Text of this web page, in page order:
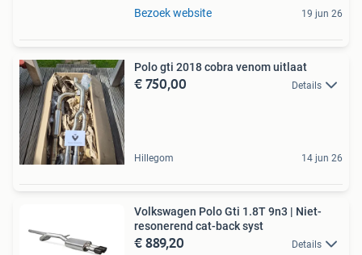
Bezoek website 19 jun 26
Polo gti 2018 cobra venom uitlaat
€ 750,00 Details
Hillegom 14 jun 26
Volkswagen Polo Gti 1.8T 9n3 | Niet-
resonerend cat-back syst
€ 889,20 Details